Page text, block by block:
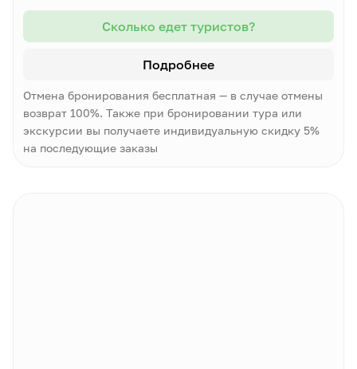
Сколько едет туристов?
Подробнее
Отмена бронирования бесплатная — в случае отмены
возврат 100%. Также при бронировании тура или
экскурсии вы получаете индивидуальную скидку 5%
на последующие заказы